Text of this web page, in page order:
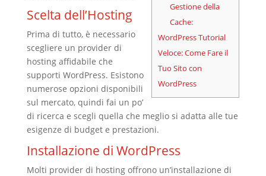
Gestione della
Cache:
WordPress Tutorial
Veloce: Come Fare il
Tuo Sito con
WordPress
Scelta dell’Hosting
Prima di tutto, è necessario
scegliere un provider di
hosting affidabile che
supporti WordPress. Esistono
numerose opzioni disponibili
sul mercato, quindi fai un po’
di ricerca e scegli quella che meglio si adatta alle tue
esigenze di budget e prestazioni.
Installazione di WordPress
Molti provider di hosting offrono un’installazione di